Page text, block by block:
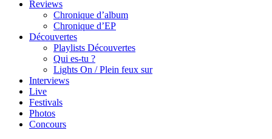
Reviews
Chronique d’album
Chronique d’EP
Découvertes
Playlists Découvertes
Qui es-tu ?
Lights On / Plein feux sur
Interviews
Live
Festivals
Photos
Concours